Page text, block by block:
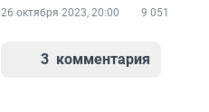
26 октября 2023, 20:00 9 051
3 комментария